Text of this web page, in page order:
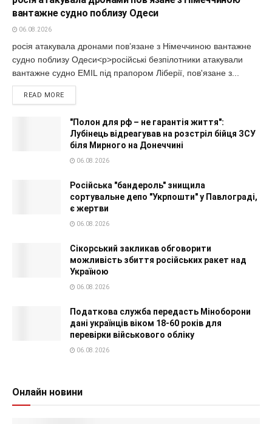
вантажне судно поблизу Одеси
06.08.2026
росія атакувала дронами пов’язане з Німеччиною вантажне
судно поблизу Одеси<p>російські безпілотники атакували
вантажне судно EMIL під прапором Ліберії, пов'язане з...
READ MORE
"Полон для рф – не гарантія життя":
Лубінець відреагував на розстріл бійця ЗСУ
біля Мирного на Донеччині
06.08.2026
Російська "бандероль" знищила
сортувальне депо "Укрпошти" у Павлограді,
є жертви
06.08.2026
Сікорський закликав обговорити
можливість збиття російських ракет над
Україною
06.08.2026
Податкова служба передасть Міноборони
дані українців віком 18-60 років для
перевірки військового обліку
06.08.2026
Онлайн новини